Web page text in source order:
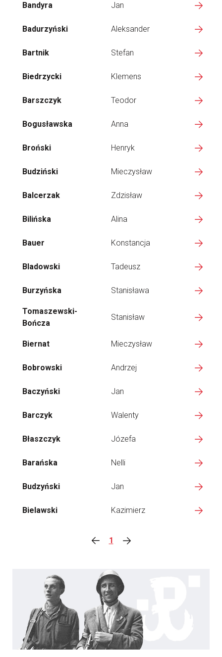
Bandyra Jan
Badurzyński Aleksander
Bartnik Stefan
Biedrzycki Klemens
Barszczyk Teodor
Bogusławska Anna
Broński Henryk
Budziński Mieczysław
Balcerzak Zdzisław
Bilińska Alina
Bauer Konstancja
Bladowski Tadeusz
Burzyńska Stanisława
Tomaszewski-
Bończa
Stanisław
Biernat Mieczysław
Bobrowski Andrzej
Baczyński Jan
Barczyk Walenty
Błaszczyk Józefa
Barańska Nelli
Budzyński Jan
Bielawski Kazimierz
1